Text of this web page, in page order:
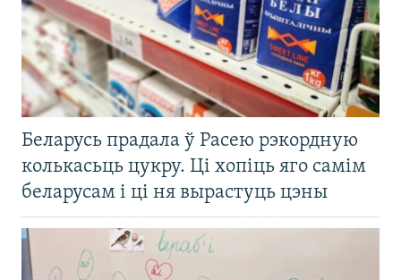
Беларусь прадала ў Расею рэкордную
колькасьць цукру. Ці хопіць яго самім
беларусам і ці ня вырастуць цэны